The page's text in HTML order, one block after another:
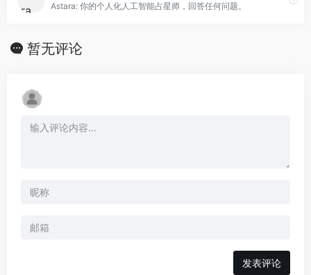
Astara: 你的个人化人工智能占星师，回答任何问题。
暂无评论
发表评论